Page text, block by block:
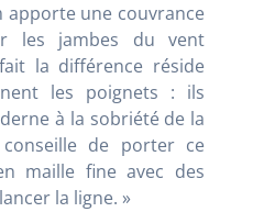
apporte une couvrance
les jambes du vent
la différence réside
les poignets : ils
à la sobriété de la
de porter ce
maille fine avec des
la ligne. »